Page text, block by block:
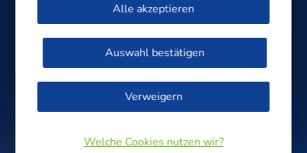
Strom & Straßenbeleuchtung
0800/0 33 00 10
Gas & Wasser
Auswahl bestätigen
Verweigern
Alle akzeptieren
Welche Cookies nutzen wir?